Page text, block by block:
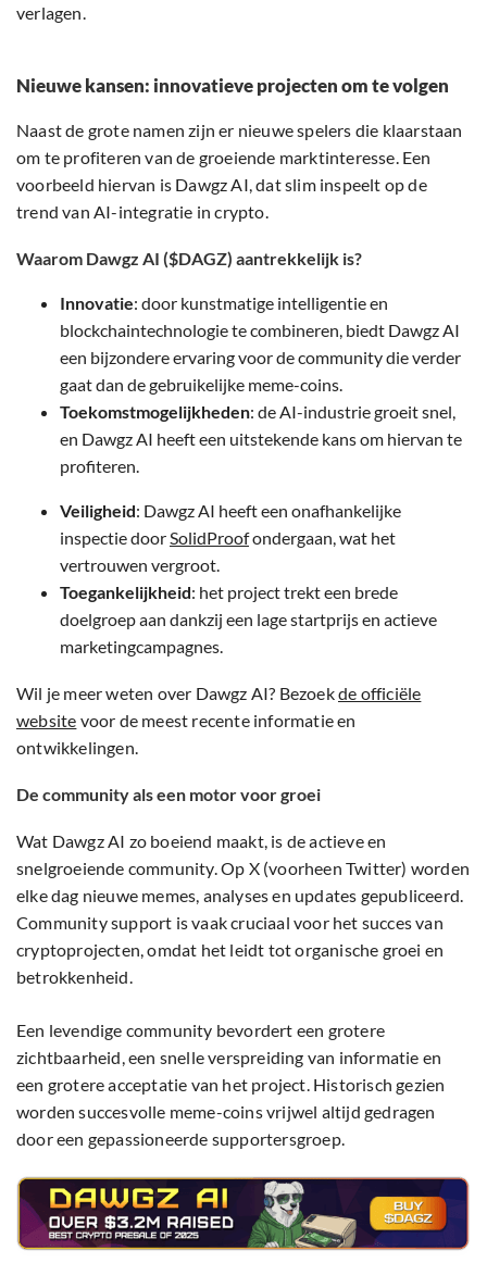
verlagen.
Nieuwe kansen: innovatieve projecten om te volgen
Naast de grote namen zijn er nieuwe spelers die klaarstaan
om te profiteren van de groeiende marktinteresse. Een
voorbeeld hiervan is Dawgz AI, dat slim inspeelt op de
trend van AI-integratie in crypto.
Waarom Dawgz AI ($DAGZ) aantrekkelijk is?
Innovatie: door kunstmatige intelligentie en
blockchaintechnologie te combineren, biedt Dawgz AI
een bijzondere ervaring voor de community die verder
gaat dan de gebruikelijke meme-coins.
Toekomstmogelijkheden: de AI-industrie groeit snel,
en Dawgz AI heeft een uitstekende kans om hiervan te
profiteren.
Veiligheid: Dawgz AI heeft een onafhankelijke
inspectie doorSolidProofondergaan, wat het
vertrouwen vergroot.
Toegankelijkheid: het project trekt een brede
doelgroep aan dankzij een lage startprijs en actieve
marketingcampagnes.
Wil je meer weten over Dawgz AI? Bezoekde officiële
website voor de meest recente informatie en
ontwikkelingen.
De community als een motor voor groei
Wat Dawgz AI zo boeiend maakt, is de actieve en
snelgroeiende community. Op X (voorheen Twitter) worden
elke dag nieuwe memes, analyses en updates gepubliceerd.
Community support is vaak cruciaal voor het succes van
cryptoprojecten, omdat het leidt tot organische groei en
betrokkenheid.
Een levendige community bevordert een grotere
zichtbaarheid, een snelle verspreiding van informatie en
een grotere acceptatie van het project. Historisch gezien
worden succesvolle meme-coins vrijwel altijd gedragen
door een gepassioneerde supportersgroep.